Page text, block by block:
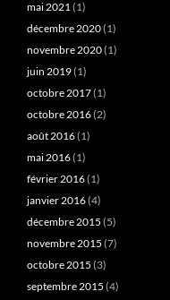
mai 2021(1)
décembre 2020(1)
novembre 2020(1)
juin 2019(1)
octobre 2017(1)
octobre 2016(2)
août 2016(1)
mai 2016(1)
février 2016(1)
janvier 2016(4)
décembre 2015 (5)
novembre 2015 (7)
octobre 2015 (3)
septembre 2015 (4)